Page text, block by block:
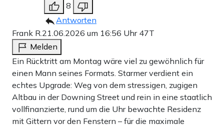
8
Antworten
Frank R.21.06.2026 um 16:56 Uhr 47T
Melden
Ein Rücktritt am Montag wäre viel zu gewöhnlich für
einen Mann seines Formats. Starmer verdient ein
echtes Upgrade: Weg von dem stressigen, zugigen
Altbau in der Downing Street und rein in eine staatlich
vollfinanzierte, rund um die Uhr bewachte Residenz
mit Gittern vor den Fenstern – für die maximale